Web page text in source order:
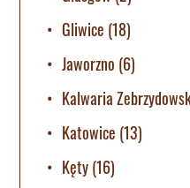
Gliwice (18)
Jaworzno (6)
Kalwaria
Katowice (13)
Kęty(16)